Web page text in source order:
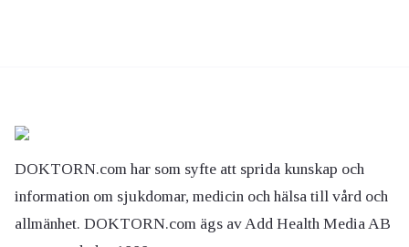
DOKTORN.com har som syfte att sprida kunskap och
information om sjukdomar, medicin och hälsa till vård och
allmänhet. DOKTORN.com ägs av Add Health Media AB